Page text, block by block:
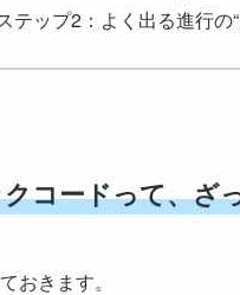
テップ2：よく出る進行の
コードって、ざ
おきます。